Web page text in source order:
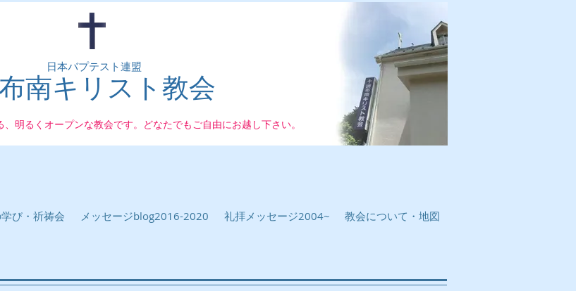
明るくオープンな教会です。どなたでもご自由にお越し下さい。
日本バプテスト連盟
南キリスト教会
び・祈祷会 メッセージblog2016-2020 礼拝メッセージ2004~ 教会について・地図